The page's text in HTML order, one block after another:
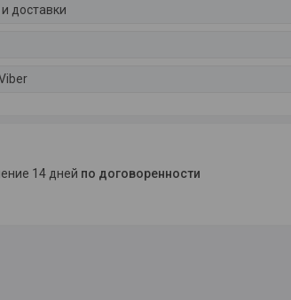
доставки
14 дней по договоренности